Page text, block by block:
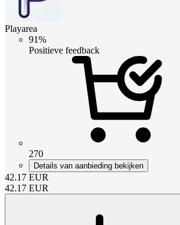
Playarea
91%
Positieve feedback
270
Details van aanbieding bekijken
42.17 EUR
42.17 EUR